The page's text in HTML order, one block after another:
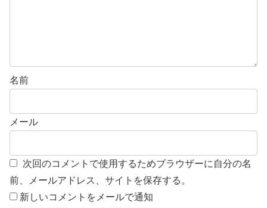
名前
メール
次回のコメントで使用するためブラウザーに自分の名
前、メールアドレス、サイトを保存する。
新しいコメントをメールで通知